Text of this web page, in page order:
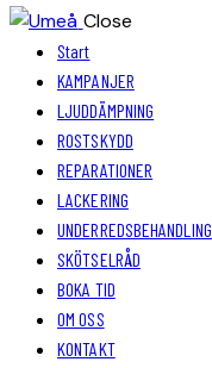
Close
Start
KAMPANJER
LJUDDÄMPNING
ROSTSKYDD
REPARATIONER
LACKERING
UNDERREDSBEHANDLING
SKÖTSELRÅD
BOKA TID
OM OSS
KONTAKT